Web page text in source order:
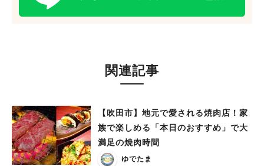
関連記事
【吹田市】地元で愛される焼肉店！家
族で楽しめる「本日のおすすめ」で大
満足の焼肉時間
ゆでたま